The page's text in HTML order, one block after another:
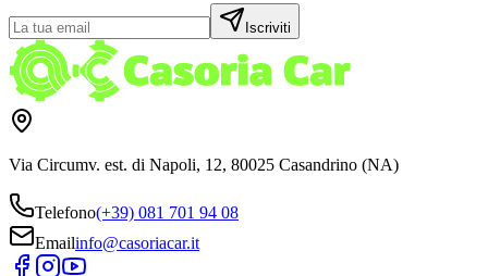
Iscriviti
Via Circumv. est. di Napoli, 12, 80025 Casandrino (NA)
Telefono(+39) 081 701 94 08
Emailinfo@casoriacar.it